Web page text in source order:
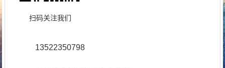
扫码关注我们
13522350798